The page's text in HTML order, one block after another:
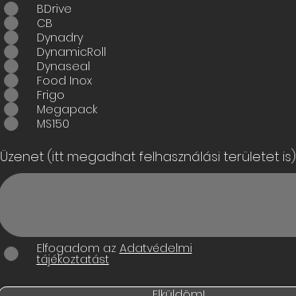
BDrive
CB
Dynadry
DynamicRoll
Dynaseal
Food Inox
Frigo
Megapack
MS150
Üzenet (itt megadhat felhasználási területet is)
Elfogadom az Adatvédelmi
tájékoztatást